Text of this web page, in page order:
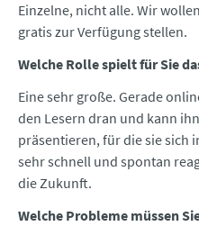
Einzelne, nicht alle. Wir
gratis zur Verfügung stellen.
Welche Rolle spielt für Sie
Eine sehr große. Gerade
den Lesern dran und kann
präsentieren, für die sie sich
sehr schnell und spontan
die Zukunft.
Welche Probleme müssen